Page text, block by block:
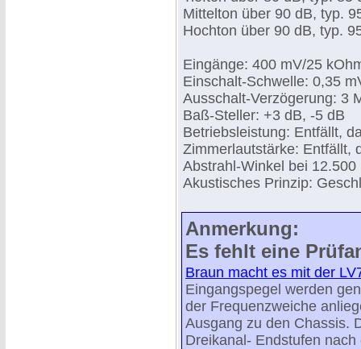
Mittelton über 90 dB, typ.
Hochton über 90 dB, typ.
Eingänge: 400 mV/25
Einschalt-Schwelle: 0,35
Ausschalt-Verzögerung: 3
Baß-Steller: +3 dB, -5 dB
Betriebsleistung: Entfällt,
Zimmerlautstärke: Entfällt,
Abstrahl-Winkel bei 12.500
Akustisches Prinzip:
Anmerkung:
Es fehlt eine
Braun macht es mit der
Eingangspegel werden
der Frequenzweiche
Ausgang zu den Chassis.
Dreikanal- Endstufen